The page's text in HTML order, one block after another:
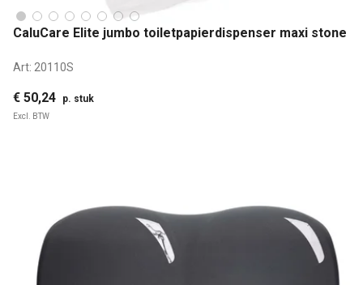
CaluCare Elite jumbo toiletpapierdispenser maxi stone
Art: 20110S
€ 50,24 p. stuk
Excl. BTW